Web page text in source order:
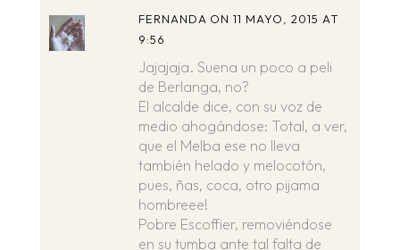
FERNANDA ON 11 MAYO, 2015 AT
9:56
Jajajaja. Suena un poco a peli
de Berlanga, no?
El alcalde dice, con su voz de
medio ahogándose: Total, a ver,
que el Melba ese no lleva
también helado y melocotón,
pues, ñas, coca, otro pijama
hombreee!
Pobre Escoffier, removiéndose
en su tumba ante tal falta de